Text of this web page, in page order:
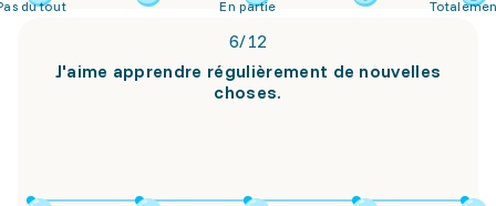
du tout En partie
6/12
J'aime apprendre régulièrement de nouvelles
choses.